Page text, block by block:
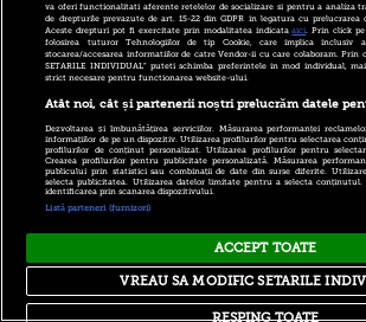
Copyright © 2026 PRO TV S.R.L |
Politica Confidentialitate|
va oferi functionalitati aferente retelelor de socializare si pentru a analiza
de drepturile prevazute de art. 15-22 din GDPR in legatura cu prelucrarea
Aceste drepturi pot fi exercitate prin modalitatea indicataaici. Prin click pe
folosirea tuturor Tehnologiilor de tip Cookie, care implica inclusiv
stocarea/accesarea informatiilor de catre Vendor-ii cu care colaboram. Prin
SETARILE INDIVIDUAL” puteti schimba preferintele in mod individual,
strict necesare pentru functionarea website-ului.
Atât noi, cât și partenerii noștri prelucrăm datele
Dezvoltarea și îmbunătățirea serviciilor. Măsurarea performanței
informațiilor de pe un dispozitiv. Utilizarea profilurilor pentru selectarea
profilurilor de conținut personalizat. Utilizarea profilurilor pentru
Crearea profilurilor pentru publicitate personalizată. Măsurarea
publicului prin statistici sau combinații de date din surse diferite.
selecta publicitatea. Utilizarea datelor limitate pentru a selecta conținutul.
identificarea prin scanarea dispozitivului.
Listă parteneri (furnizori)
ACCEPT TOATE
RESPING TOATE
VREAU SA MODIFIC SETARILE